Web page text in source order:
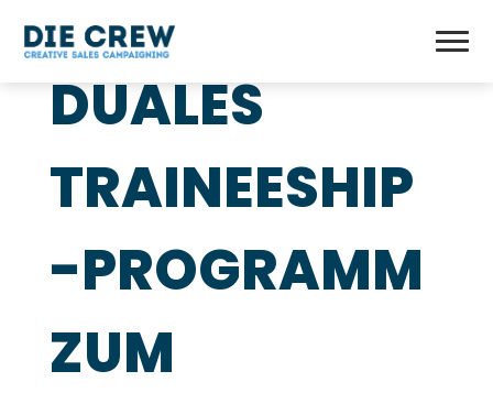
DUALES
TRAINEESHIP
-PROGRAMM
ZUM